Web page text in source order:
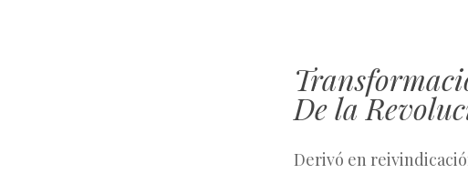
De la
Derivó en